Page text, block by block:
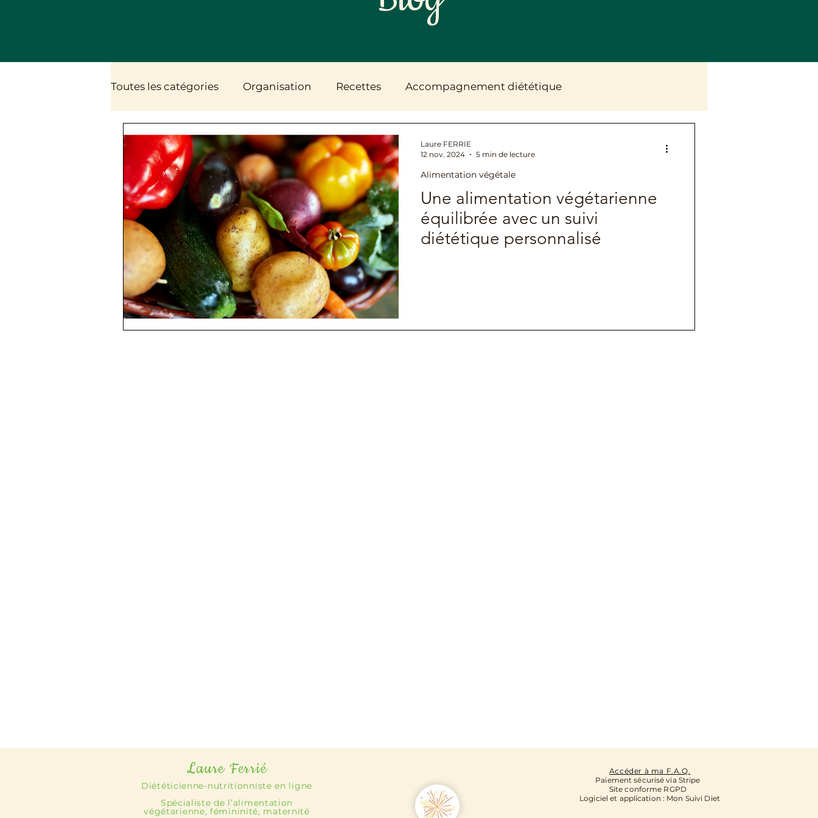
Toutes les catégories Organisation Recettes Accompagnement diététique
Alimentation végétale Fertilité, grossesse & post-partum
Relation à l'alimentation Le cabinet & l'accompagnement
Une alimentation végétarienne
équilibrée avec un suivi
diététique personnalisé
Alimentation végétale
Laure FERRIE
12 nov. 2024
5 min de lecture
Laure Ferrié
Diététicienne-nutritionniste en ligne
Spécialiste de l’alimentation
végétarienne, fémininité, maternité
Accéder à ma F.A.Q.
Paiement sécurisé via Stripe
Site conforme RGPD
Logiciel et application : Mon Suivi Diet